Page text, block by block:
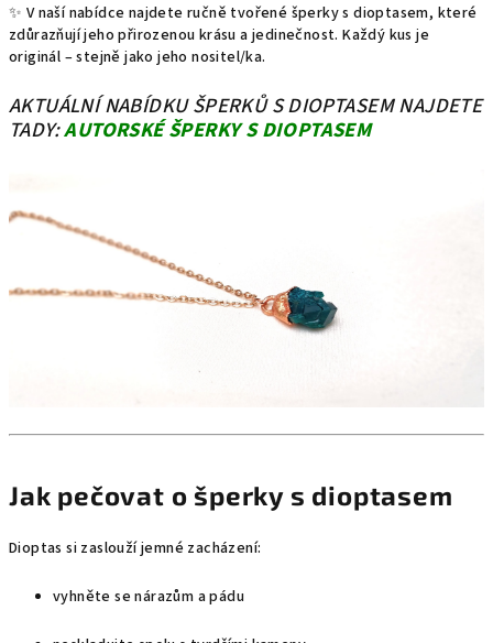
✨ V naší nabídce najdete ručně tvořené šperky s dioptasem, které
zdůrazňují jeho přirozenou krásu a jedinečnost. Každý kus je
originál – stejně jako jeho nositel/ka.
AKTUÁLNÍ NABÍDKU ŠPERKŮ S DIOPTASEM NAJDETE
TADY:AUTORSKÉ ŠPERKY S DIOPTASEM
Jak pečovat o šperky s dioptasem
Dioptas si zaslouží jemné zacházení:
vyhněte se nárazům a pádu